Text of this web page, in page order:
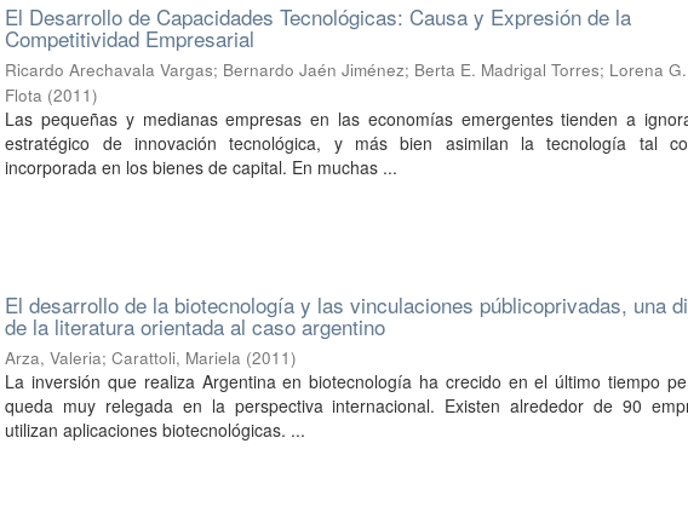
El Desarrollo de Capacidades Tecnológicas: Causa y Expresión de la
Competitividad Empresarial
Ricardo Arechavala Vargas; Bernardo Jaén Jiménez; Berta E. Madrigal Torres; Lorena
Flota (2011)
Las pequeñas y medianas empresas en las economías emergentes tienden a
estratégico de innovación tecnológica, y más bien asimilan la tecnología tal
incorporada en los bienes de capital. En muchas ...
El desarrollo de la biotecnología y las vinculaciones públicoprivadas, una
de la literatura orientada al caso argentino
Arza, Valeria;Carattoli, Mariela (2011)
La inversión que realiza Argentina en biotecnología ha crecido en el último tiempo
queda muy relegada en la perspectiva internacional. Existen alrededor de 90
utilizan aplicaciones biotecnológicas. ...